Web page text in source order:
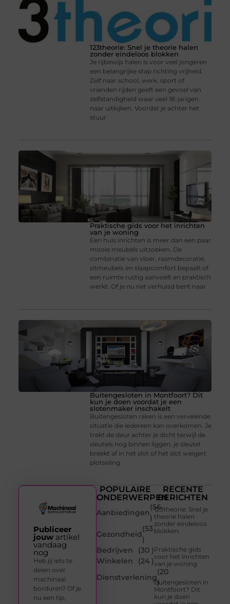
123theorie: Snel je theorie halen
zonder eindeloos blokken
Je rijbewijs halen is voor veel jongeren
een belangrijke stap richting vrijheid.
Zelf naar school, werk, sport of
vrienden rijden geeft een gevoel van
zelfstandigheid waar veel 18-jarigen
naar uitkijken. Voordat je achter het
stuur
Praktische gids voor het inrichten
van je woning
Een huis inrichten is meer dan een paar
mooie meubels uitzoeken. De
combinatie van vloer, raamdecoratie,
zitmeubels en slaapcomfort bepaalt of
een ruimte rustig aanvoelt en praktisch
werkt. Of je nu net verhuisd bent naar
Buitengesloten in Montfoort? Dit
kun je doen voordat je een
slotenmaker inschakelt
Buitengesloten raken is een vervelende
situatie die iedereen kan overkomen. Je
trekt de deur achter je dicht terwijl de
sleutels nog binnen liggen, je sleutel
breekt af in het slot of het slot weigert
plotseling
POPULAIRE
ONDERWERPEN
Aanbiedingen
(56
)
Gezondheid
(53
)
Bedrijven
(30 )
Winkelen
(24 )
Dienstverlening
(20
)
RECENTE
BERICHTEN
123theorie: Snel je
theorie halen
zonder eindeloos
blokken
Praktische gids
voor het inrichten
van je woning
Buitengesloten in
Montfoort? Dit
kun je doen
Publiceer
jouwartikel
vandaag
nog
Heb jij iets te
delen over
machinaal
borduren? Of je
nu een tip,